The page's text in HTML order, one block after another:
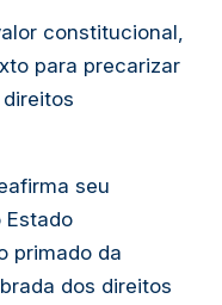
constitucional,
para precarizar
seu
primado da
dos direitos